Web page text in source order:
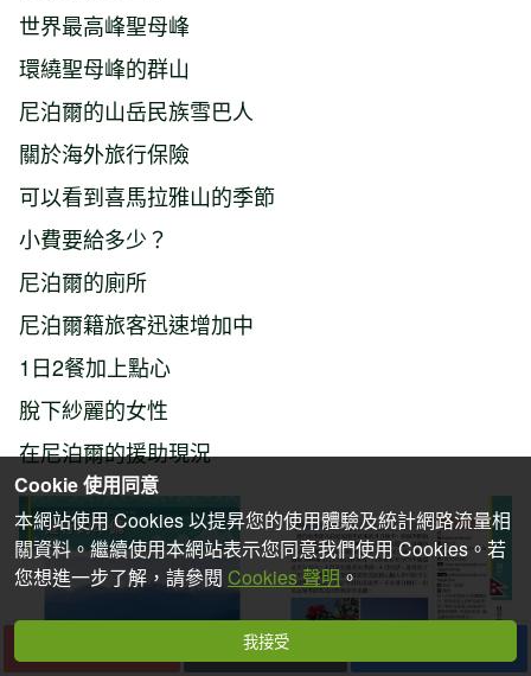
世界最高峰聖母峰
環繞聖母峰的群山
尼泊爾的山岳民族雪巴人
關於海外旅行保險
可以看到喜馬拉雅山的季節
小費要給多少？
尼泊爾的廁所
尼泊爾籍旅客迅速增加中
1日2餐加上點心
脫下紗麗的女性
在尼泊爾的援助現況
下一篇
Cookie 使用同意
本網站使用 Cookies 以提昇您的使用體驗及統計網路流量相
關資料。繼續使用本網站表示您同意我們使用 Cookies。若
您想進一步了解，請參閱 Cookies 聲明。
我接受